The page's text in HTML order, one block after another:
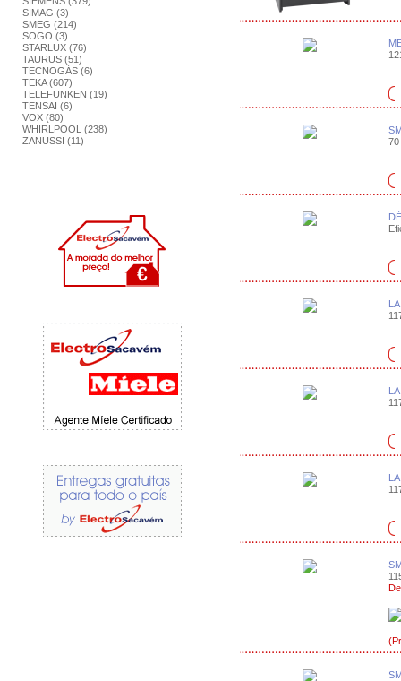
SIMAG (3)
SMEG (214)
SOGO (3)
STARLUX (76)
TAURUS (51)
TECNOGÁS (6)
TEKA (607)
TELEFUNKEN (19)
TENSAI (6)
VOX (80)
WHIRLPOOL (238)
ZANUSSI (11)
70